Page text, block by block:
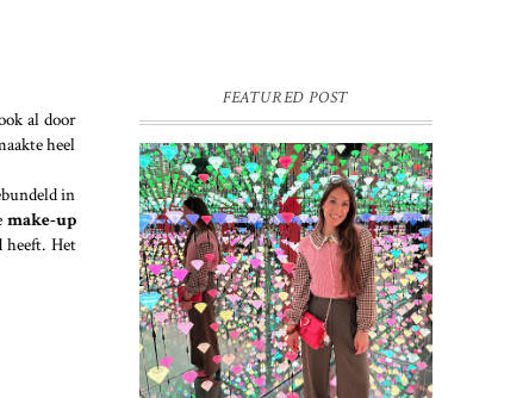
al door
heel
in
make-up
heeft. Het
FEATURED POST
16 JAAR SPRINKLES ON A
CUPCAKE
Vandaag is het weer zo’n moment waarop
ik even bewust op de pauzeknop duw, want
Sprinkles on a Cupcake bestaat 16 jaar.
Zestien. Dat blijft ...